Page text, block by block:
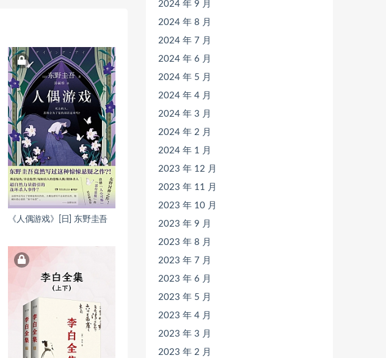
《人偶游戏》[日] 东野圭吾
2024 年 9 月
2024 年 8 月
2024 年 7 月
2024 年 6 月
2024 年 5 月
2024 年 4 月
2024 年 3 月
2024 年 2 月
2024 年 1 月
2023 年 12 月
2023 年 11 月
2023 年 10 月
2023 年 9 月
2023 年 8 月
2023 年 7 月
2023 年 6 月
2023 年 5 月
2023 年 4 月
2023 年 3 月
2023 年 2 月